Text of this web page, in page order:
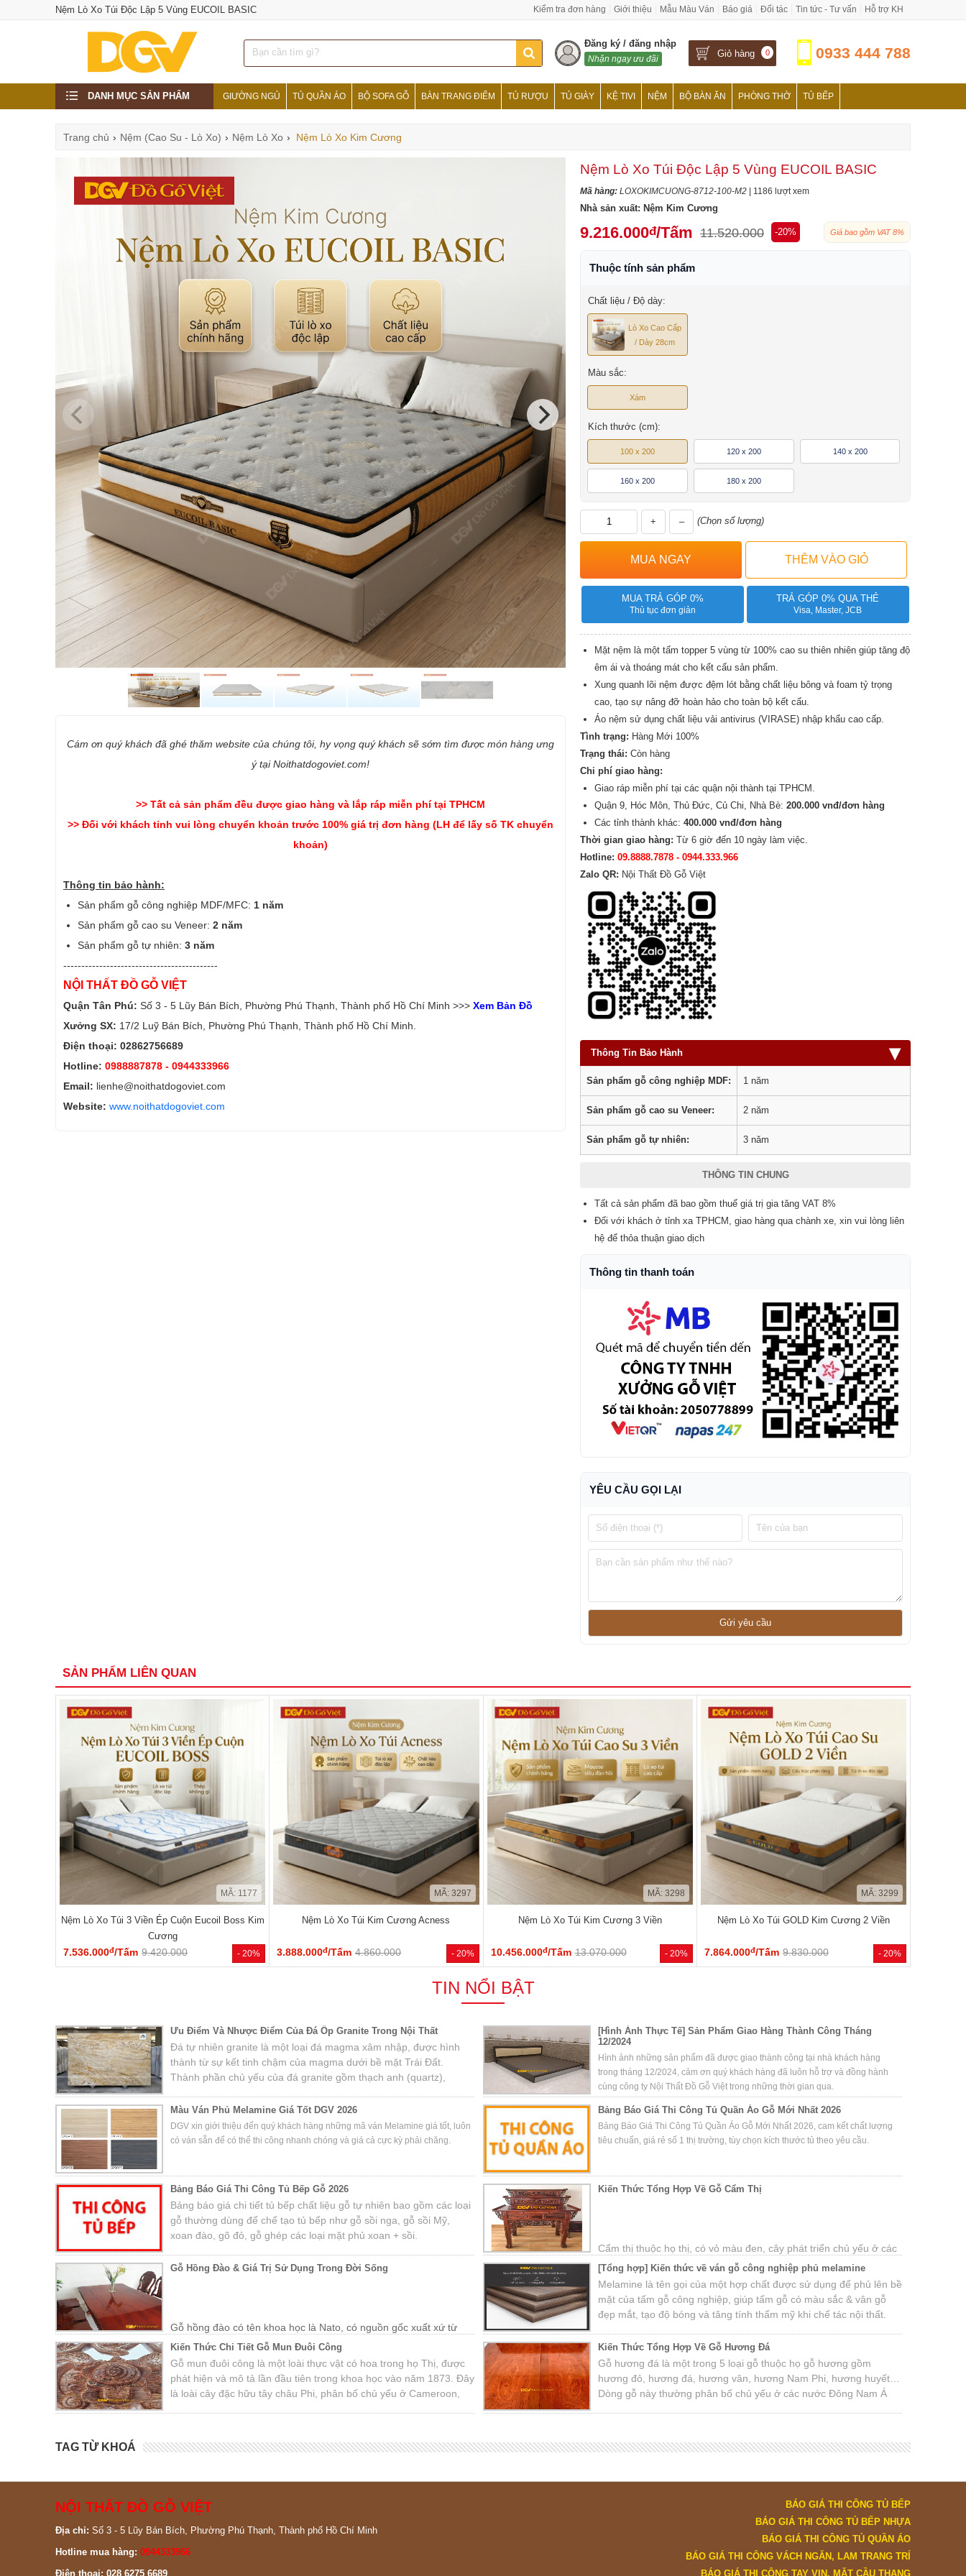
Nệm Lò Xo Túi Độc Lập 5 Vùng EUCOIL BASIC Kiểm tra đơn hàng Giới thiệu Mẫu Màu Ván Báo giá Đối tác Tin tức - Tư vấn Hỗ trợ KH
Đăng ký / đăng nhập
Nhận ngay ưu đãi Giỏ hàng 0 0933 444 788
DANH MỤC SẢN PHẨM GIƯỜNG NGỦ TỦ QUẦN ÁO BỘ SOFA GỖ BÀN TRANG ĐIỂM TỦ RƯỢU TỦ GIÀY KỆ TIVI NỆM BỘ BÀN ĂN PHÒNG THỜ TỦ BẾP
Trang chủ › Nệm (Cao Su - Lò Xo) › Nệm Lò Xo › Nệm Lò Xo Kim Cương
Cám ơn quý khách đã ghé thăm website của chúng tôi, hy vọng quý khách sẽ sớm tìm được món hàng ưng
ý tại Noithatdogoviet.com!
>> Tất cả sản phẩm đều được giao hàng và lắp ráp miễn phí tại TPHCM
>> Đối với khách tỉnh vui lòng chuyển khoản trước 100% giá trị đơn hàng (LH để lấy số TK chuyển
khoản)
Thông tin bảo hành:
Sản phẩm gỗ công nghiệp MDF/MFC: 1 năm
Sản phẩm gỗ cao su Veneer: 2 năm
Sản phẩm gỗ tự nhiên: 3 năm
-------------------------------------------
NỘI THẤT ĐỒ GỖ VIỆT
Quận Tân Phú: Số 3 - 5 Lũy Bán Bích, Phường Phú Thạnh, Thành phố Hồ Chí Minh >>> Xem Bản Đồ
Xưởng SX: 17/2 Luỹ Bán Bích, Phường Phú Thạnh, Thành phố Hồ Chí Minh.
Điện thoại: 02862756689
Hotline: 0988887878 - 0944333966
Email: lienhe@noithatdogoviet.com
Website: www.noithatdogoviet.com
Nệm Lò Xo Túi Độc Lập 5 Vùng EUCOIL BASIC
Mã hàng: LOXOKIMCUONG-8712-100-M2 | 1186 lượt xem
Nhà sản xuất: Nệm Kim Cương
9.216.000đ/Tấm 11.520.000 -20% Giá bao gồm VAT 8%
Thuộc tính sản phẩm
Chất liệu / Độ dày:
Lò Xo Cao Cấp
/ Dày 28cm
Màu sắc:
Xám
Kích thước (cm):
100 x 200 120 x 200 140 x 200
160 x 200 180 x 200
+ – (Chọn số lượng)
MUA TRẢ GÓP 0%
Thủ tục đơn giản
TRẢ GÓP 0% QUA THẺ
Visa, Master, JCB
Mặt nệm là một tấm topper 5 vùng từ 100% cao su thiên nhiên giúp tăng độ
êm ái và thoáng mát cho kết cấu sản phẩm.
Xung quanh lõi nệm được đệm lót bằng chất liệu bông và foam tỷ trọng
cao, tạo sự nâng đỡ hoàn hảo cho toàn bộ kết cấu.
Áo nệm sử dụng chất liệu vải antivirus (VIRASE) nhập khẩu cao cấp.
Tình trạng: Hàng Mới 100%
Trạng thái: Còn hàng
Chi phí giao hàng:
Giao ráp miễn phí tại các quận nội thành tại TPHCM.
Quận 9, Hóc Môn, Thủ Đức, Củ Chi, Nhà Bè: 200.000 vnđ/đơn hàng
Các tỉnh thành khác: 400.000 vnđ/đơn hàng
Thời gian giao hàng: Từ 6 giờ đến 10 ngày làm việc.
Hotline: 09.8888.7878 - 0944.333.966
Zalo QR: Nội Thất Đồ Gỗ Việt
Thông Tin Bảo Hành ▾
Sản phẩm gỗ công nghiệp MDF: 1 năm
Sản phẩm gỗ cao su Veneer: 2 năm
Sản phẩm gỗ tự nhiên: 3 năm
THÔNG TIN CHUNG
Tất cả sản phẩm đã bao gồm thuế giá trị gia tăng VAT 8%
Đối với khách ở tỉnh xa TPHCM, giao hàng qua chành xe, xin vui lòng liên
hệ để thỏa thuận giao dịch
Thông tin thanh toán
YÊU CẦU GỌI LẠI
SẢN PHẨM LIÊN QUAN
- 20%
MÃ: 1177
Nệm Lò Xo Túi 3 Viền Ép Cuộn Eucoil Boss Kim
Cương
7.536.000đ/Tấm 9.420.000 - 20%
MÃ: 3297
Nệm Lò Xo Túi Kim Cương Acness
3.888.000đ/Tấm 4.860.000 - 20%
MÃ: 3298
Nệm Lò Xo Túi Kim Cương 3 Viền
10.456.000đ/Tấm 13.070.000 - 20%
MÃ: 3299
Nệm Lò Xo Túi GOLD Kim Cương 2 Viền
7.864.000đ/Tấm 9.830.000
TIN NỔI BẬT
Ưu Điểm Và Nhược Điểm Của Đá Ốp Granite Trong Nội Thất
Đá tự nhiên granite là một loại đá magma xâm nhập, được hình
thành từ sự kết tinh chậm của magma dưới bề mặt Trái Đất.
Thành phần chủ yếu của đá granite gồm thạch anh (quartz),
[Hình Ảnh Thực Tế] Sản Phẩm Giao Hàng Thành Công Tháng
12/2024
Hình ảnh những sản phẩm đã được giao thành công tại nhà khách hàng
trong tháng 12/2024, cảm ơn quý khách hàng đã luôn hỗ trợ và đồng hành
cùng công ty Nội Thất Đồ Gỗ Việt trong những thời gian qua.
Màu Ván Phủ Melamine Giá Tốt DGV 2026
DGV xin giới thiệu đến quý khách hàng những mã ván Melamine giá tốt, luôn
có ván sẵn để có thể thi công nhanh chóng và giá cả cực kỳ phải chăng.
Bảng Báo Giá Thi Công Tủ Quần Áo Gỗ Mới Nhất 2026
Bảng Báo Giá Thi Công Tủ Quần Áo Gỗ Mới Nhất 2026, cam kết chất lượng
tiêu chuẩn, giá rẻ số 1 thị trường, tùy chọn kích thước tủ theo yêu cầu.
Bảng Báo Giá Thi Công Tủ Bếp Gỗ 2026
Bảng báo giá chi tiết tủ bếp chất liệu gỗ tự nhiên bao gồm các loại
gỗ thường dùng để chế tạo tủ bếp như gỗ sồi nga, gỗ sồi Mỹ,
xoan đào, gõ đỏ, gỗ ghép các loại mặt phủ xoan + sồi.
Kiến Thức Tổng Hợp Về Gỗ Cẩm Thị
Cẩm thị thuộc họ thị, có vỏ màu đen, cây phát triển chủ yếu ở các
nước Đông Nam Á như Việt Nam, Lào, Campuchia… Ở Việt Nam,
vùng nhiều cẩm thị nhất là Phan Rang, Khánh Hòa và các tỉnh Tây
Nguyên. Trong đó, Phan Rang là nơi có gỗ cẩm thị được đánh giá
cao trong làng điêu khắc đồ gỗ mỹ nghệ.
Gỗ Hồng Đào & Giá Trị Sử Dụng Trong Đời Sống
Gỗ hồng đào có tên khoa học là Nato, có nguồn gốc xuất xứ từ
Tây Nguyên, Đắk Lắk. Cây gỗ được trồng nhiều ở các vùng miền Trung Việt Nam như
Khánh Hòa, Phú Yên, Lào, Campuchia…
[Tổng hợp] Kiến thức về ván gỗ công nghiệp phủ melamine
Melamine là tên gọi của một hợp chất được sử dụng để phủ lên bề
mặt của tấm gỗ công nghiệp, giúp tấm gỗ có màu sắc & vân gỗ
đẹp mắt, tạo độ bóng và tăng tính thẩm mỹ khi chế tác nội thất.
Kiến Thức Chi Tiết Gỗ Mun Đuôi Công
Gỗ mun đuôi công là một loài thực vật có hoa trong họ Thị, được
phát hiện và mô tả lần đầu tiên trong khoa học vào năm 1873. Đây
là loài cây đặc hữu tây châu Phi, phân bố chủ yếu ở Cameroon,
Kiến Thức Tổng Hợp Về Gỗ Hương Đá
Gỗ hương đá là một trong 5 loại gỗ thuộc họ gỗ hương gồm
hương đỏ, hương đá, hương vân, hương Nam Phi, hương huyết…
Dòng gỗ này thường phân bố chủ yếu ở các nước Đông Nam Á
TAG TỪ KHOÁ
NỘI THẤT ĐỒ GỖ VIỆT
Địa chỉ: Số 3 - 5 Lũy Bán Bích, Phường Phú Thạnh, Thành phố Hồ Chí Minh
Hotline mua hàng: 0944333966
Điện thoại: 028 6275 6689
BÁO GIÁ THI CÔNG TỦ BẾP
BÁO GIÁ THI CÔNG TỦ BẾP NHỰA
BÁO GIÁ THI CÔNG TỦ QUẦN ÁO
BÁO GIÁ THI CÔNG VÁCH NGĂN, LAM TRANG TRÍ
BÁO GIÁ THI CÔNG TAY VỊN, MẶT CẦU THANG